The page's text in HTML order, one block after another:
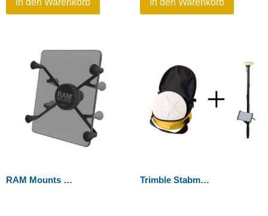
In den Warenkorb In den Warenkorb
RAM Mounts X-Grip Halteklammer für Tablets (7-8″) – B-Kugel Trimble Stabmontage-Bundle für große Smartphones